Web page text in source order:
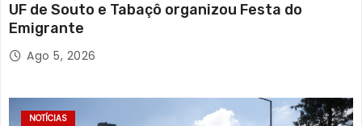
UF de Souto e Tabaçô organizou Festa do
Emigrante
Ago 5, 2026
NOTÍCIAS